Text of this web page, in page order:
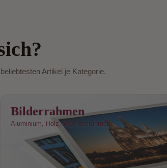
Artikel je Kategorie.
Bilderrahmen
Aluminium, Holz, Wechselrahmen